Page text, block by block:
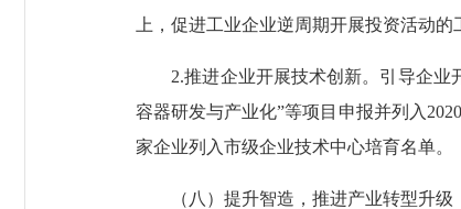
上，促进工业企业逆周期开展投资活动的
2.推进企业开展技术创新。引导企业开
容器研发与产业化”等项目申报并列入
家企业列入市级企业技术中心培育名单。
（八）提升智造，推进产业转型升级